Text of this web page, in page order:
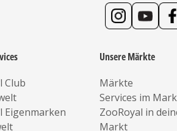
Club
Eigenmarken
Unsere Märkte
Märkte
Services im
ZooRoyal in
Markt